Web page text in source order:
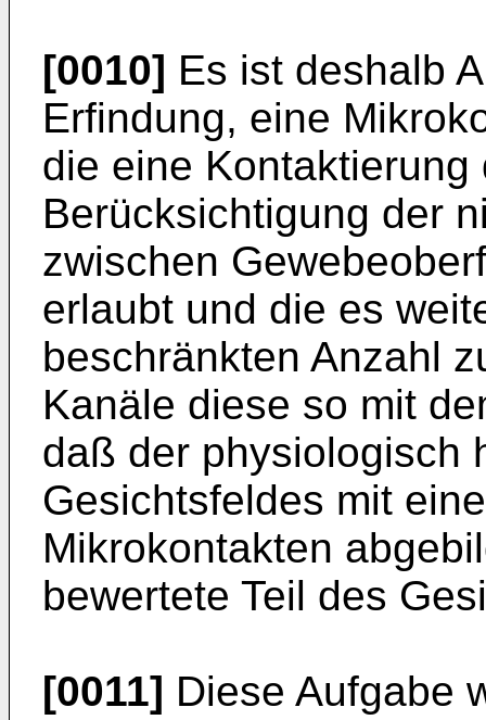
[0010] Es ist deshalb
Erfindung, eine
die eine
Berücksichtigung der
zwischen
erlaubt und die es
beschränkten Anzahl
Kanäle diese so mit
daß der physiologisch
Gesichtsfeldes mit
Mikrokontakten
bewertete Teil des
[0011] Diese Aufgabe